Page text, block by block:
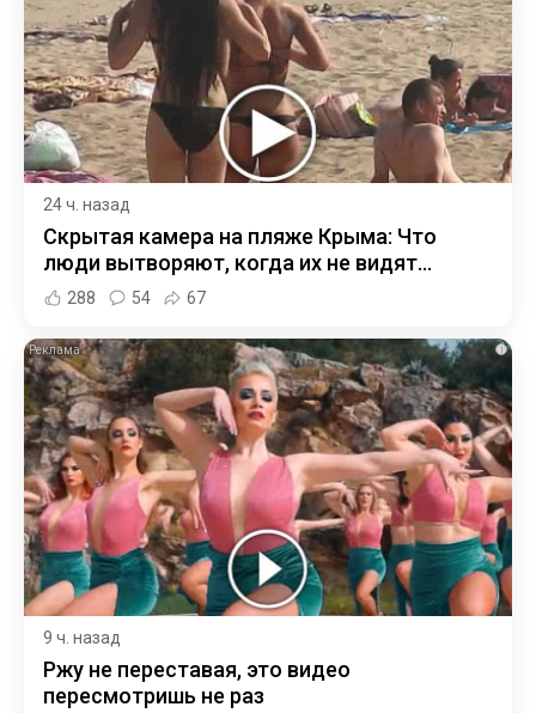
24 ч. назад
Скрытая камера на пляже Крыма: Что
люди вытворяют, когда их не видят...
288 54 67
i
9 ч. назад
Ржу не переставая, это видео
пересмотришь не раз